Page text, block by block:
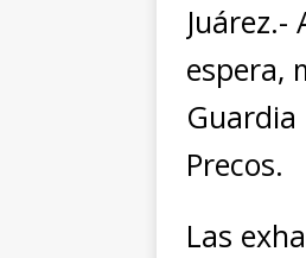
espera,
Precos.
Las